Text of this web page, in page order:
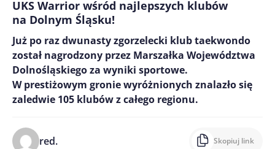
UKS Warrior wśród najlepszych klubów
na Dolnym Śląsku!
Już po raz dwunasty zgorzelecki klub taekwondo
został nagrodzony przez Marszałka Województwa
Dolnośląskiego za wyniki sportowe.
W prestiżowym gronie wyróżnionych znalazło się
zaledwie 105 klubów z całego regionu.
red. Skopiuj link